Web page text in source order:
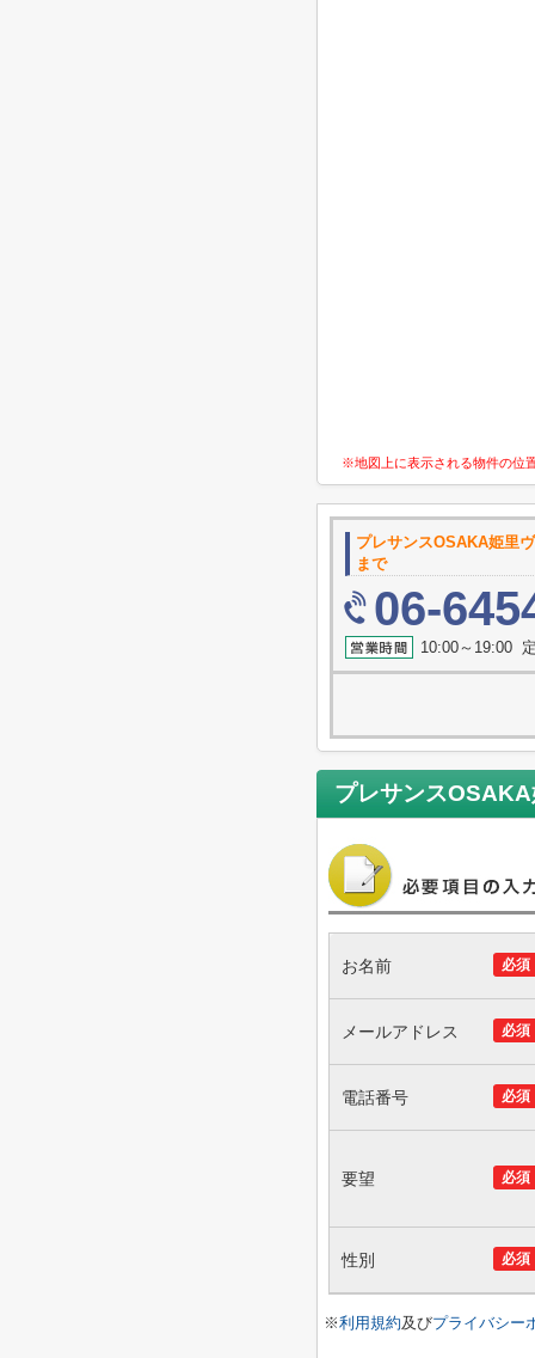
※地図上に表示される物件の位
プレサンスOSAKA姫里
まで
06-
10:00～19:00
プレサンス
必須
お名前
必須
メールアドレス
必須
電話番号
必須
要望
必須
性別
※利用規約及びプライバシー